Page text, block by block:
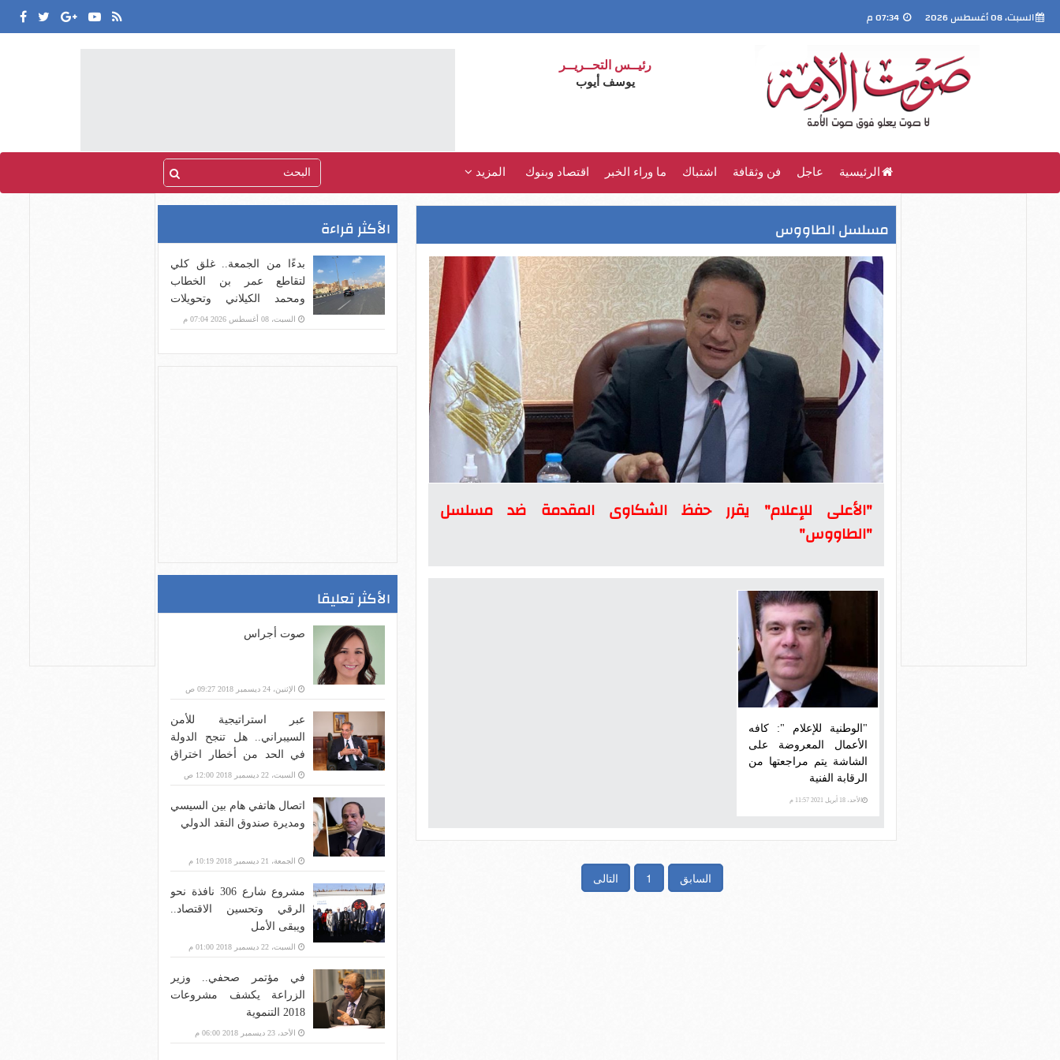
السبت، 08 أغسطس 2026
رئيــس التحــريــر
يوسف أيوب
الرئيسية عاجل فن وثقافة اشتباك ما وراء الخبر اقتصاد وبنوك المزيد
مسلسل الطاووس
"الأعلى للإعلام" يقرر حفظ الشكاوى المقدمة ضد مسلسل
"الطاووس"
"الوطنية للإعلام ": كافه
الأعمال المعروضة على
الشاشة يتم مراجعتها من
الرقابة الفنية
الأحد، 18 أبريل 2021 11:57 م
السابق 1 التالى
الأكثر قراءة
بدءًا من الجمعة.. غلق كلي
لتقاطع عمر بن الخطاب
ومحمد الكيلاني وتحويلات
بديلةالسبت، 08 أغسطس 2026 07:04 م
الأكثر تعليقا
صوت أجراس
الإثنين، 24 ديسمبر 2018 09:27 ص
عبر استراتيجية للأمن
السيبراني.. هل تنجح الدولة
في الحد من أخطار اختراق
بنية الاتصالات؟
السبت، 22 ديسمبر 2018 12:00 ص
اتصال هاتفي هام بين السيسي
ومديرة صندوق النقد الدولي
الجمعة، 21 ديسمبر 2018 10:19 م
مشروع شارع 306 نافذة نحو
الرقي وتحسين الاقتصاد..
ويبقى الأمل
السبت، 22 ديسمبر 2018 01:00 م
في مؤتمر صحفي.. وزير
الزراعة يكشف مشروعات
2018 التنموية
الأحد، 23 ديسمبر 2018 06:00 م